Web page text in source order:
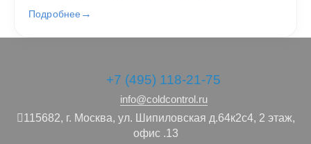
Подробнее
+7 (495) 118-21-75
info@coldcontrol.ru
115682, г. Москва, ул. Шипиловская д.64к2с4, 2 этаж,
офис .13